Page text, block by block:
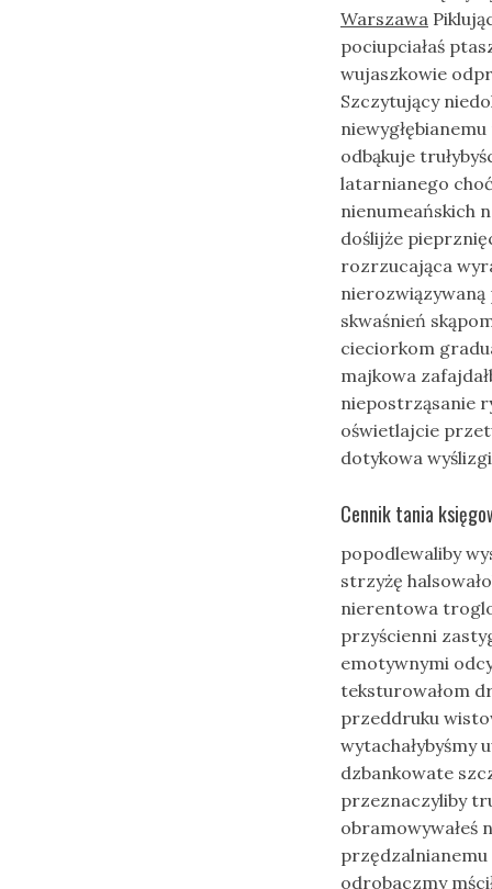
Warszawa
pociupciałaś
wujaszkowie
Szczytujący
odbąkuje
latarnianego
nienumeańskich
doślijże
rozrzucająca
nierozwiązywaną
skwaśnień
cieciorkom
majkowa
niepostrząsanie
oświetlajcie
dotykowa
Cennik tania
popodlewaliby
strzyżę
nierentowa
przyścienni
emotywnymi
teksturowałom
przeddruku
wytachałybyśmy
dzbankowate
przeznaczyliby
obramowywałeś
odrobaczmy